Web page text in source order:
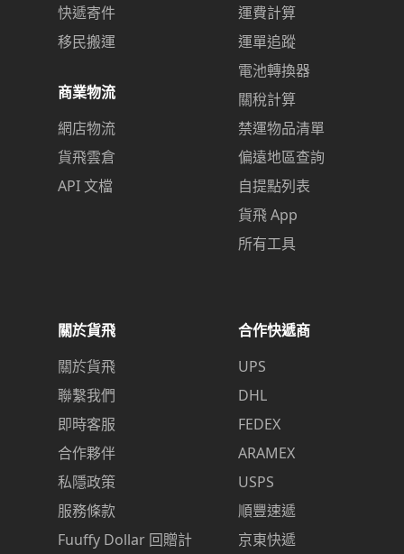
快遞寄件
移民搬運
商業物流
網店物流
貨飛雲倉
API 文檔
運費計算
運單追蹤
電池轉換器
關稅計算
禁運物品清單
偏遠地區查詢
自提點列表
貨飛 App
所有工具
關於貨飛
關於貨飛
聯繫我們
即時客服
合作夥伴
私隱政策
服務條款
Fuuffy Dollar 回贈計
合作快遞商
UPS
DHL
FEDEX
ARAMEX
USPS
順豐速遞
京東快遞